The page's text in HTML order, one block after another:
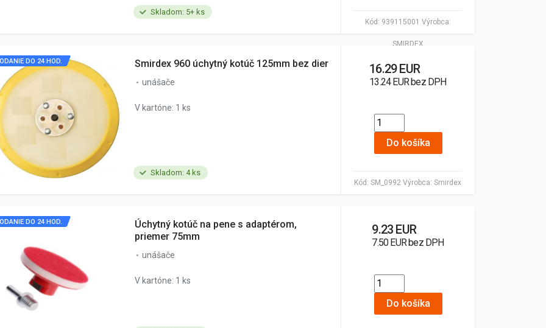
Skladom: 5+ ks
Kód: 939115001 Výrobca:
SMIRDEX
Skladom: 4 ks
Kód: SM_0992 Výrobca: Smirdex
DO 24 HOD. Smirdex 960 úchytný kotúč 125mm bez dier
unášače
V kartóne: 1 ks
16.29 EUR
13.24 EUR bez DPH
Do košíka
DO 24 HOD.
Úchytný kotúč na pene s adaptérom,
priemer 75mm
unášače
V kartóne: 1 ks
9.23 EUR
7.50 EUR bez DPH
Do košíka